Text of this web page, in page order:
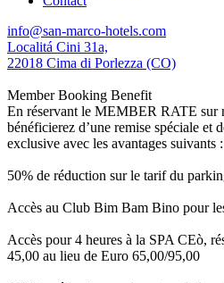
info@san-marco-hotels.com
Localitá Cini 31a,
22018 Cima di Porlezza (CO)
Member Booking Benefit
En réservant le MEMBER RATE sur
bénéficierez d’une remise spéciale et
exclusive avec les avantages suivants :
50% de réduction sur le tarif du
Accès au Club Bim Bam Bino pour
Accès pour 4 heures à la SPA CEò,
45,00 au lieu de Euro 65,00/95,00